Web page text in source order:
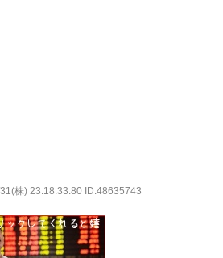
株) 23:18:33.80 ID:48635743